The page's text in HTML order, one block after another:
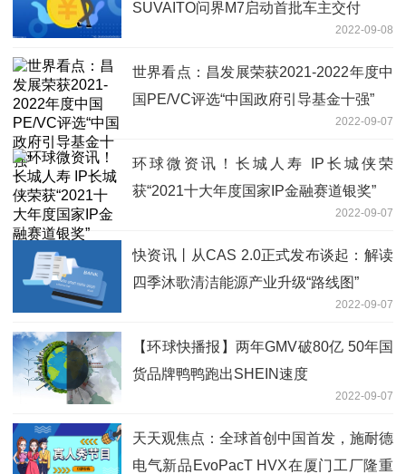
SUVAITO问界M7启动首批车主交付
2022-09-08
世界看点：昌发展荣获2021-2022年度中
国PE/VC评选“中国政府引导基金十强”
2022-09-07
环球微资讯！长城人寿 IP长城侠荣
获“2021十大年度国家IP金融赛道银奖”
2022-09-07
快资讯丨从CAS 2.0正式发布谈起：解读
四季沐歌清洁能源产业升级“路线图”
2022-09-07
【环球快播报】两年GMV破80亿 50年国
货品牌鸭鸭跑出SHEIN速度
2022-09-07
天天观焦点：全球首创中国首发，施耐德
电气新品EvoPacT HVX在厦门工厂隆重